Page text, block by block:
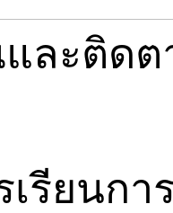
ละติดต
เรียนก